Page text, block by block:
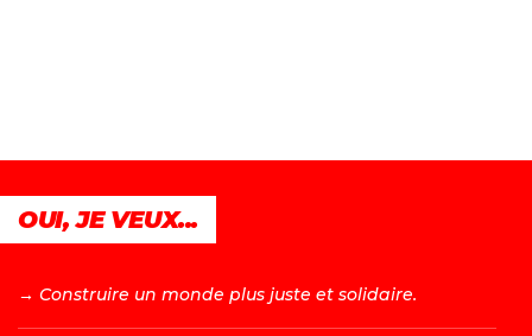
OUI, JE VEUX...
→ Construire un monde plus juste et solidaire.